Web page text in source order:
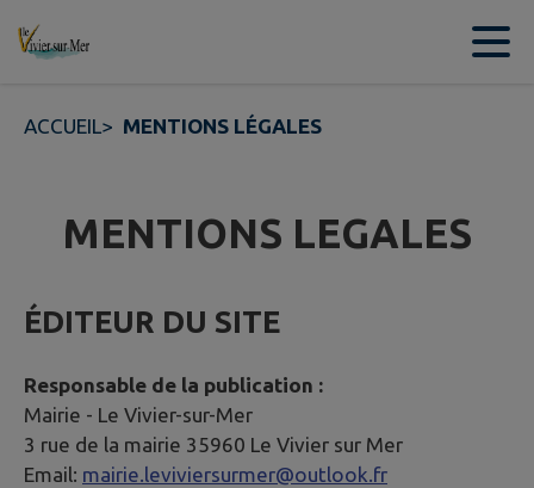
Contenu
ACCUEIL> MENTIONS LÉGALES
MENTIONS LEGALES
ÉDITEUR DU SITE
Responsable de la publication :
Mairie - Le Vivier-sur-Mer
3 rue de la mairie 35960 Le Vivier sur Mer
Email: mairie.leviviersurmer@outlook.fr